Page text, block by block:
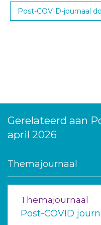
Post-COVID-journaal
Gerelateerd aan
april 2026
Themajournaal
Themajournaal
Post-COVID